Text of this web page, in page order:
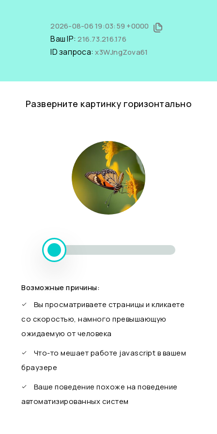
2026-08-06 19:03:59 +0000
Ваш IP:216.73.216.176
ID запроса:x3WJngZova61
Разверните картинку горизонтально
Возможные причины:
Вы просматриваете страницы и кликаете
со скоростью, намного превышающую
ожидаемую от человека
Что-то мешает работе javascript в вашем
браузере
Ваше поведение похоже на поведение
автоматизированных систем